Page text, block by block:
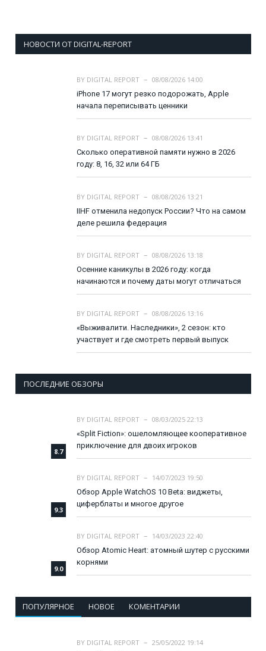
НОВОСТИ ОТ DIGITAL-REPORT
BY DIGITAL REPORT
08/08/2026 14:00
iPhone 17 могут резко подорожать, Apple
начала переписывать ценники
BY DIGITAL REPORT
08/08/2026 13:41
Сколько оперативной памяти нужно в 2026
году: 8, 16, 32 или 64 ГБ
BY DIGITAL REPORT
08/08/2026 13:21
IIHF отменила недопуск России? Что на самом
деле решила федерация
BY DIGITAL REPORT
08/08/2026 13:18
Осенние каникулы в 2026 году: когда
начинаются и почему даты могут отличаться
BY DIGITAL REPORT
08/08/2026 13:16
«Выживалити. Наследники», 2 сезон: кто
участвует и где смотреть первый выпуск
ПОСЛЕДНИЕ ОБЗОРЫ
8.7
BY DIGITAL REPORT
08/03/2025 22:13
«Split Fiction»: ошеломляющее кооперативное
приключение для двоих игроков
9.3
BY DIGITAL REPORT
14/07/2023 19:50
Обзор Apple WatchOS 10 Beta: виджеты,
циферблаты и многое другое
9.0
BY DIGITAL REPORT
14/03/2023 22:40
Обзор Atomic Heart: атомный шутер с русскими
корнями
ПОПУЛЯРНОЕ НОВОЕ КОМЕНТАРИИ
BY DIGITAL REPORT
25/05/2022 19:14